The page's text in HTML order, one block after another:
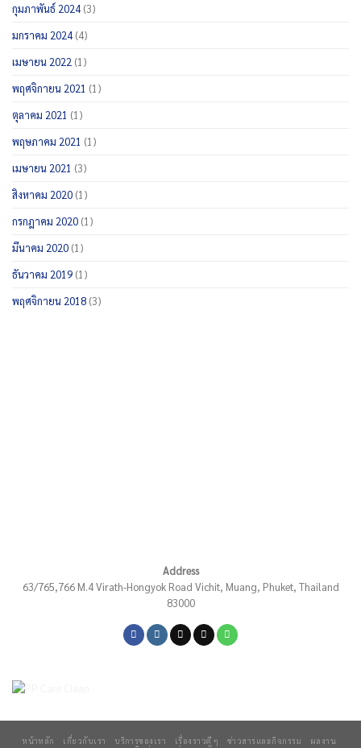
กุมภาพันธ์ 2024 (3)
มกราคม 2024 (4)
เมษายน 2022 (1)
พฤศจิกายน 2021 (1)
ตุลาคม 2021 (1)
พฤษภาคม 2021 (1)
เมษายน 2021 (3)
สิงหาคม 2020 (1)
กรกฎาคม 2020 (1)
มีนาคม 2020 (1)
ธันวาคม 2019 (1)
พฤศจิกายน 2018 (3)
Address
63/765,766 M.4 Virath-Hongyok Road Vichit, Muang, Phuket, Thailand
83000
หน้าหลัก เกี่ยวกับเรา บริการของเรา เรื่องราวดี ๆ ข่าวสารและกิจกรรม
ผลงาน